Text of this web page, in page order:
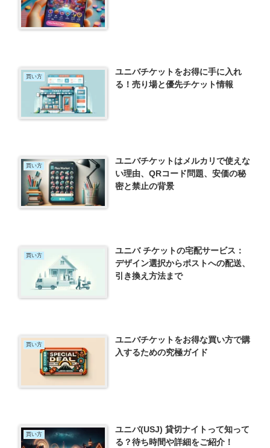
買い方
ユニバチケットをお得に手に入れ
る！売り場と優先チケット情報
買い方
ユニバチケットはメルカリで使えな
い理由、QRコード問題、安価の秘
密と禁止の背景
買い方
ユニバ チケットの宅配サービス：
デザイン選択からポストへの配送、
引き換え方法まで
買い方
ユニバチケットをお得な買い方で購
入するための究極ガイド
買い方
ユニバ(USJ) 貸切ナイトって知って
る？待ち時間や詳細をご紹介！